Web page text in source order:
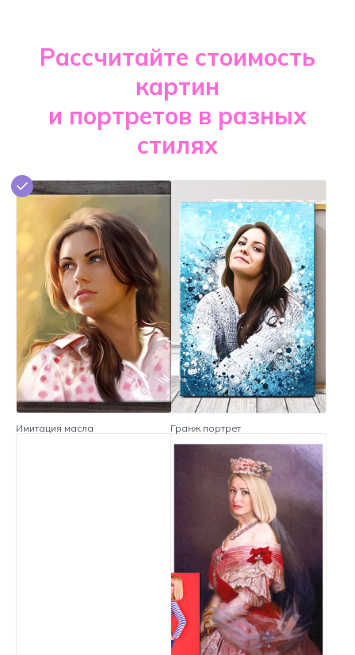
Рассчитайте стоимость
картин
и портретов в разных
стилях
Имитация масла Гранж портрет